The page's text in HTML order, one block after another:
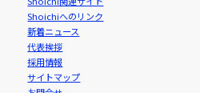
Shoichiへのリンク
新着ニュース
代表挨拶
採用情報
サイトマップ